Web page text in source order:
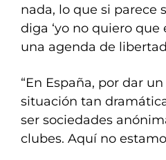
nada, lo que si parece
diga ‘yo no quiero
una agenda de
“En España, por dar
situación tan
ser sociedades
clubes. Aquí no